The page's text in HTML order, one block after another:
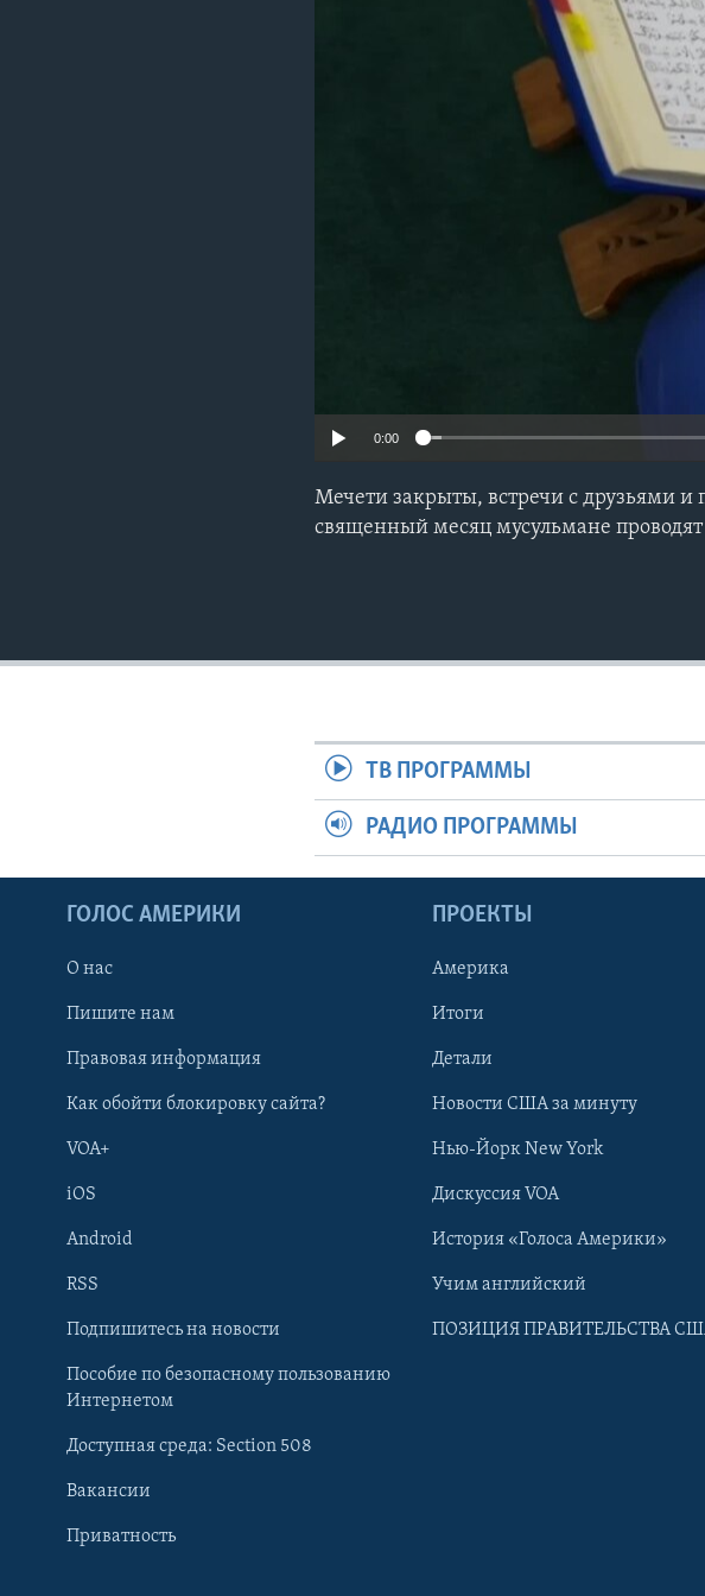
Learning English
Языки
0:00
Мечети закрыты, встречи с друзьями
священный месяц мусульмане
ТВ ПРОГРАММЫ
РАДИО ПРОГРАММЫ
ГОЛОС АМЕРИКИ
О нас
Пишите нам
Правовая информация
Как обойти блокировку сайта?
VOA+
iOS
Android
RSS
Подпишитесь на новости
Пособие по безопасному пользованию
Интернетом
Доступная среда: Section 508
Вакансии
Приватность
ПРОЕКТЫ
Америка
Итоги
Детали
Новости США за минуту
Нью-Йорк New York
Дискуссия VOA
История «Голоса Америки»
Учим английский
ПОЗИЦИЯ ПРАВИТЕЛЬСТВА